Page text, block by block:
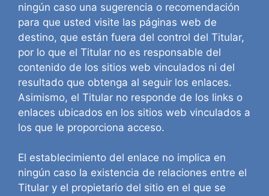
ningún caso una sugerencia o recomendación
para que usted visite las páginas web de
destino, que están fuera del control del Titular,
por lo que el Titular no es responsable del
contenido de los sitios web vinculados ni del
resultado que obtenga al seguir los enlaces.
Asimismo, el Titular no responde de los links o
enlaces ubicados en los sitios web vinculados a
los que le proporciona acceso.
El establecimiento del enlace no implica en
ningún caso la existencia de relaciones entre el
Titular y el propietario del sitio en el que se